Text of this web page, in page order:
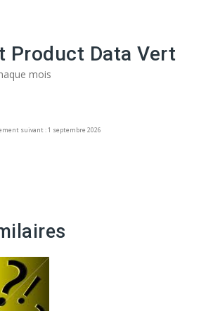
Product Data Vert
mois
suivant : 1 septembre 2026